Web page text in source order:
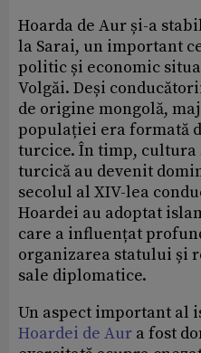
Hoarda de Aur și-a
la Sarai, un important
politic și economic
Volgăi. Deși
de origine mongolă,
populației era formată
turcice. În timp, cultura
turcică au devenit
secolul al XIV-lea
Hoardei au adoptat
care a influențat
organizarea statului și
sale diplomatice.
Un aspect important al
Hoardei de Aur a fost